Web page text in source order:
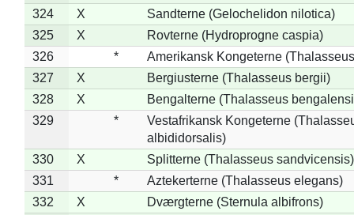
324
X
Sandterne (Gelochelidon nilotica)
325
X
Rovterne (Hydroprogne caspia)
326
*
Amerikansk Kongeterne
327
X
Bergiusterne (Thalasseus bergii)
328
X
Bengalterne (Thalasseus
329
*
Vestafrikansk Kongeterne
albididorsalis)
330
X
Splitterne (Thalasseus sandvicensis)
331
*
Aztekerterne (Thalasseus elegans)
332
X
Dværgterne (Sternula albifrons)